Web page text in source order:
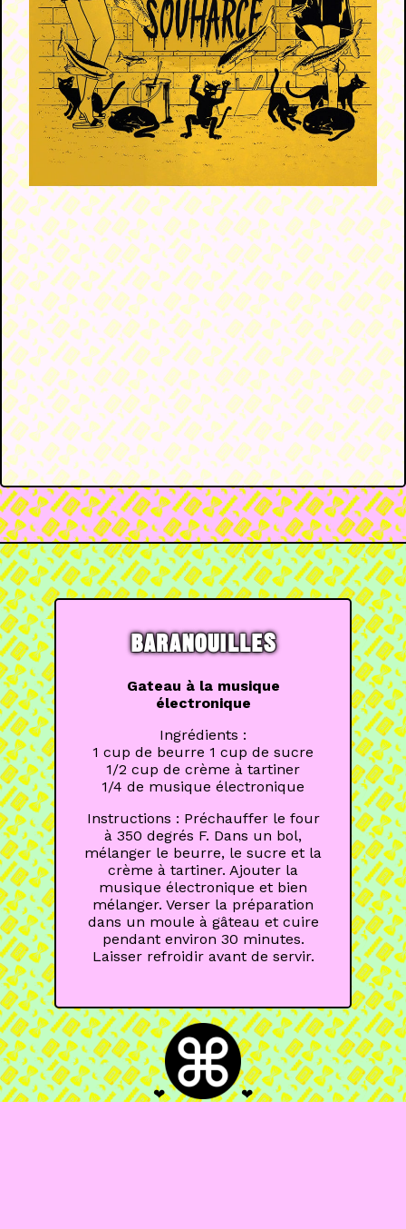
BARANOUILLES
Gateau à la musique
électronique
Ingrédients :
1 cup de beurre 1 cup de sucre
1/2 cup de crème à tartiner
1/4 de musique électronique
Instructions : Préchauffer le four
à 350 degrés F. Dans un bol,
mélanger le beurre, le sucre et la
crème à tartiner. Ajouter la
musique électronique et bien
mélanger. Verser la préparation
dans un moule à gâteau et cuire
pendant environ 30 minutes.
Laisser refroidir avant de servir.
❤ ❤